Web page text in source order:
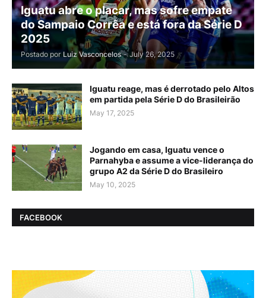
Iguatu abre o placar, mas sofre empate
do Sampaio Corrêa e está fora da Série D
2025
Postado por Luiz Vasconcelos - July 26, 2025
Iguatu reage, mas é derrotado pelo Altos
em partida pela Série D do Brasileirão
May 17, 2025
Jogando em casa, Iguatu vence o
Parnahyba e assume a vice-liderança do
grupo A2 da Série D do Brasileiro
May 10, 2025
FACEBOOK